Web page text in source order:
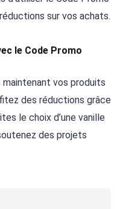
sur vos achats.
le Code Promo
maintenant vos produits
des réductions grâce
le choix d’une vanille
des projets